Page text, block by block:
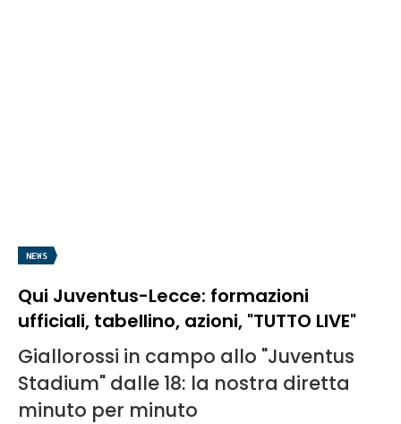
NEWS
Qui Juventus-Lecce: formazioni
ufficiali, tabellino, azioni, "TUTTO LIVE"
Giallorossi in campo allo "Juventus
Stadium" dalle 18: la nostra diretta
minuto per minuto